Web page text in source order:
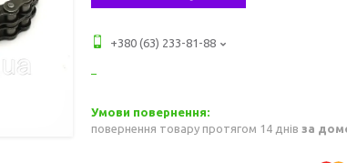
+380 (63) 233-81-88
повернення товару протягом 14 днів за